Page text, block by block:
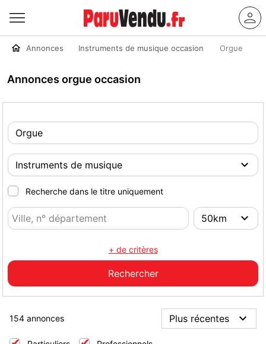
Annonces Instruments de musique occasion Orgue
Annonces orgue occasion
Recherche dans le titre uniquement
+ de critères
154 annonces